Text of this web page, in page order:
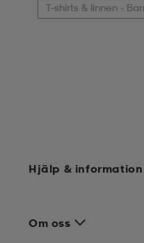
T-shirts & linnen -
Hjälp & information
Om oss